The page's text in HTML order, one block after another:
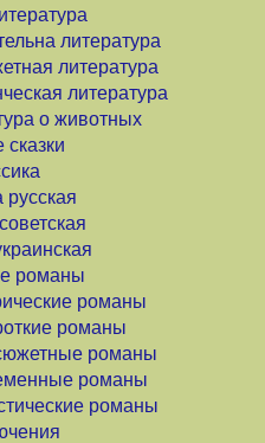
литература
литература
литература
о животных
сказки
русская
романы
романы
романы
романы
романы
романы